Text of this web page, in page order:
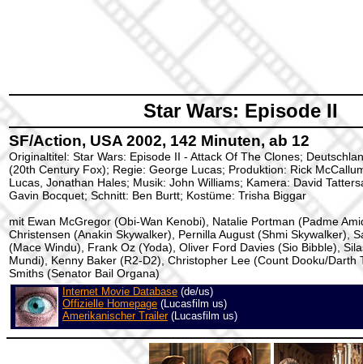
Star Wars: Episode II
SF/Action, USA 2002, 142 Minuten, ab 12
Originaltitel: Star Wars: Episode II - Attack Of The Clones;
(20th Century Fox); Regie: George Lucas; Produktion: Rick
Lucas, Jonathan Hales; Musik: John Williams; Kamera: David
Gavin Bocquet; Schnitt: Ben Burtt; Kostüme: Trisha Biggar
mit Ewan McGregor (Obi-Wan Kenobi), Natalie Portman (Padme
Christensen (Anakin Skywalker), Pernilla August (Shmi Skywalker),
(Mace Windu), Frank Oz (Yoda), Oliver Ford Davies (Sio Bibble),
Mundi), Kenny Baker (R2-D2), Christopher Lee (Count Dooku/Darth
Smiths (Senator Bail Organa)
Internet Movie Database (de/us)
Offizielle Homepage (Lucasfilm us)
Amerikanischer Trailer(Lucasfilm us)